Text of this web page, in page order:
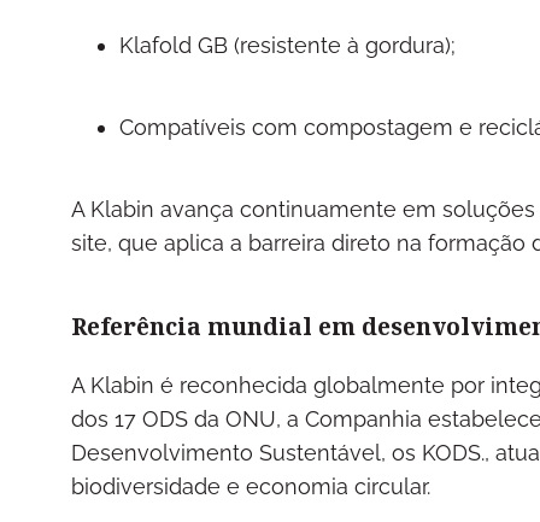
Klafold GB (resistente à gordura);
Compatíveis com compostagem e
A Klabin avança continuamente em
site, que aplica a barreira direto na
Referência mundial em
A Klabin é reconhecida globalmente por
dos 17 ODS da ONU, a Companhia
Desenvolvimento Sustentável, os KODS.,
biodiversidade e economia circular.